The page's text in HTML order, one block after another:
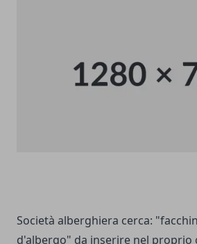
Società alberghiera cerca:
d'albergo" da inserire nel proprio